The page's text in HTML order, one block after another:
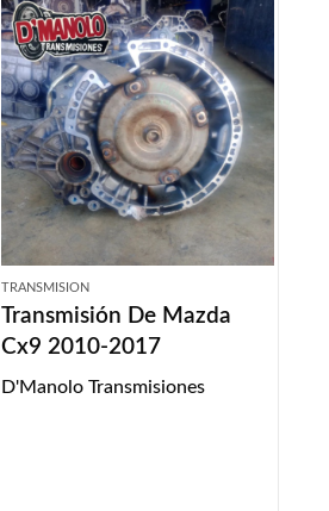
TRANSMISION
Transmisión De Mazda
Cx9 2010-2017
D'Manolo Transmisiones